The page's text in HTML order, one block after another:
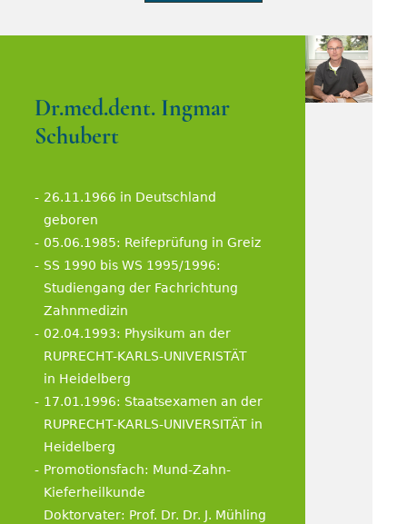
Dr.med.dent. Ingmar
Schubert
26.11.1966 in Deutschland
geboren
05.06.1985: Reifeprüfung in Greiz
SS 1990 bis WS 1995/1996:
Studiengang der Fachrichtung
Zahnmedizin
02.04.1993: Physikum an der
RUPRECHT-KARLS-UNIVERISTÄT
in Heidelberg
17.01.1996: Staatsexamen an der
RUPRECHT-KARLS-UNIVERSITÄT in
Heidelberg
Promotionsfach: Mund-Zahn-
Kieferheilkunde
Doktorvater: Prof. Dr. Dr. J. Mühling